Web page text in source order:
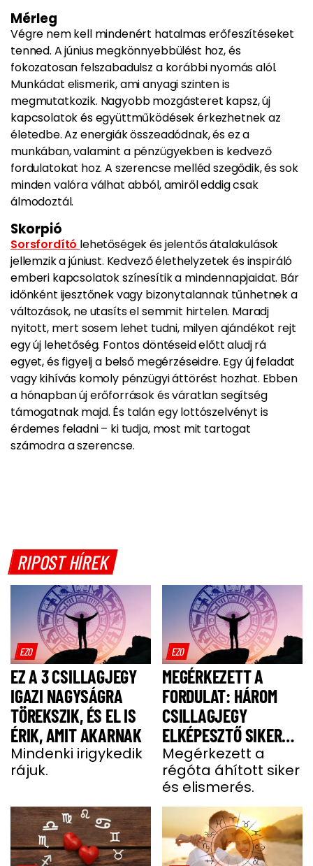
Mérleg
Végre nem kell mindenért hatalmas erőfeszítéseket
tenned. A június megkönnyebbülést hoz, és
fokozatosan felszabadulsz a korábbi nyomás alól.
Munkádat elismerik, ami anyagi szinten is
megmutatkozik. Nagyobb mozgásteret kapsz, új
kapcsolatok és együttműködések érkezhetnek az
életedbe. Az energiák összeadódnak, és ez a
munkában, valamint a pénzügyekben is kedvező
fordulatokat hoz. A szerencse melléd szegődik, és sok
minden valóra válhat abból, amiről eddig csak
álmodoztál.
Skorpió
Sorsfordító lehetőségek és jelentős átalakulások
jellemzik a júniust. Kedvező élethelyzetek és inspiráló
emberi kapcsolatok színesítik a mindennapjaidat. Bár
időnként ijesztőnek vagy bizonytalannak tűnhetnek a
változások, ne utasíts el semmit hirtelen. Maradj
nyitott, mert sosem lehet tudni, milyen ajándékot rejt
egy új lehetőség. Fontos döntéseid előtt aludj rá
egyet, és figyelj a belső megérzéseidre. Egy új feladat
vagy kihívás komoly pénzügyi áttörést hozhat. Ebben
a hónapban új erőforrások és váratlan segítség
támogatnak majd. És talán egy lottószelvényt is
érdemes feladni – ki tudja, most mit tartogat
számodra a szerencse.
RIPOST HÍREK
EZO
EZ A 3 CSILLAGJEGY
IGAZI NAGYSÁGRA
TÖREKSZIK, ÉS EL IS
ÉRIK, AMIT AKARNAK
Mindenki irigykedik
rájuk.
EZO
MEGÉRKEZETT A
FORDULAT: HÁROM
CSILLAGJEGY
ELKÉPESZTŐ SIKERT
ÉS GAZDAGSÁGOT
ARAT HÉTFŐN
Megérkezett a
régóta áhított siker
és elismerés.